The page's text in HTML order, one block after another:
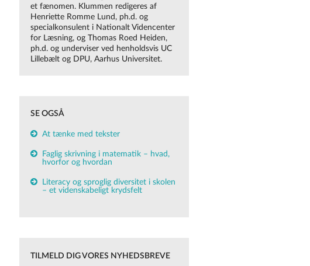
et fænomen. Klummen redigeres af
Henriette Romme Lund, ph.d. og
specialkonsulent i Nationalt Videncenter
for Læsning, og Thomas Roed Heiden,
ph.d. og underviser ved henholdsvis UC
Lillebælt og DPU, Aarhus Universitet.
SE OGSÅ
At tænke med tekster
Faglig skrivning i matematik – hvad,
hvorfor og hvordan
Literacy og sproglig diversitet i skolen
– et videnskabeligt krydsfelt
TILMELD DIG VORES NYHEDSBREVE